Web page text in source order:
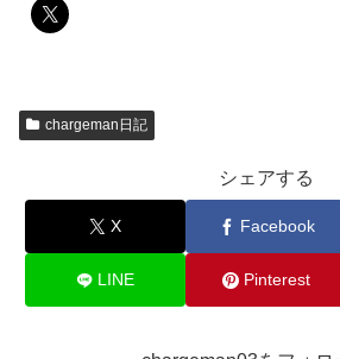
chargeman日記
シェアする
X Facebook
LINE Pinterest